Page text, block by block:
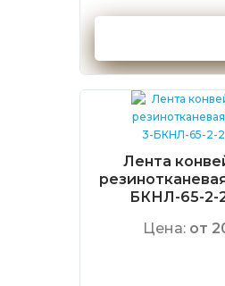
Лента
БКНЛ-65-2-
Цена: от